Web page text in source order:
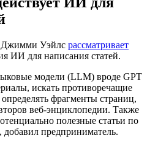
Джимми Уэйлс рассматривает
ИИ для написания статей.
модели (LLM) вроде GPT
искать противоречащие
фрагменты страниц,
веб-энциклопедии. Также
полезные статьи по
предприниматель.